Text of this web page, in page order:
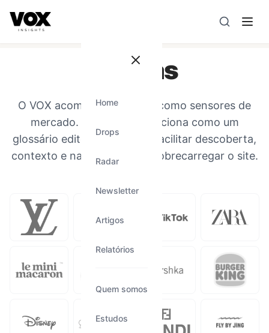
A direção estratégica é liderada por Vanessa Caldas e a
Home
Drops
Radar
Newsletter
Artigos
Relatórios
Quem somos
Estudos
Marcas
O VOX acompanha marcas como sensores de
mercado. Esta página funciona como um
glossário editorial leve para facilitar descoberta,
contexto e navegação sem sobrecarregar o site.